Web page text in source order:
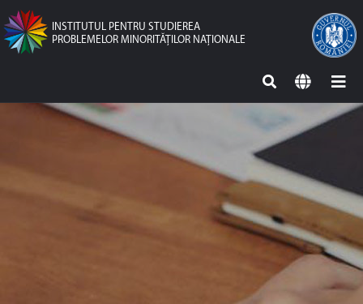
INSTITUTUL PENTRU STUDIEREA
PROBLEMELOR MINORITĂŢILOR NAŢIONALE